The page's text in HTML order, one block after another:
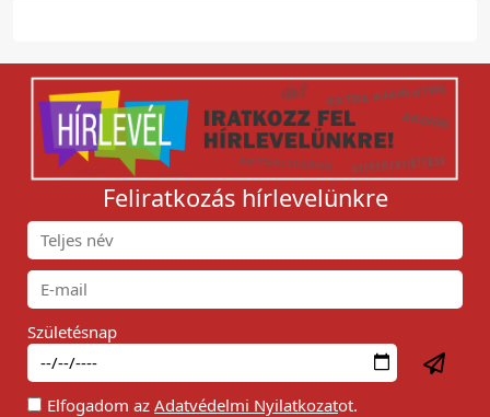
Feliratkozás hírlevelünkre
Születésnap
Elfogadom az Adatvédelmi Nyilatkozatot.